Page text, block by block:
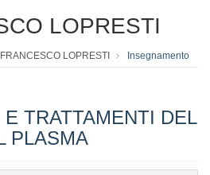
LOPRESTI
FRANCESCO LOPRESTI Insegnamento
TRATTAMENTI DEL
PLASMA